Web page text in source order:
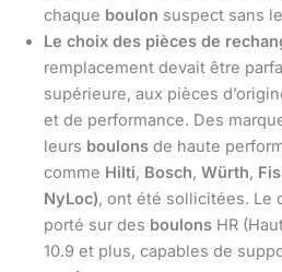
chaque boulon suspect sans
Le choix des pièces de
remplacement devait être
supérieure, aux pièces
et de performance. Des
leurs boulons de haute
comme Hilti, Bosch, Würth,
NyLoc), ont été sollicitées. Le
porté sur des boulons HR
10.9 et plus, capables de